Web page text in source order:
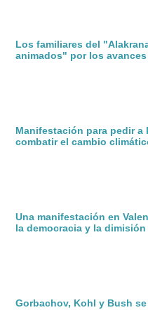
Los familiares del
animados" por los
Manifestación para pedir
combatir el cambio
Una manifestación en
la democracia y la dimisión
Gorbachov, Kohl y Bush